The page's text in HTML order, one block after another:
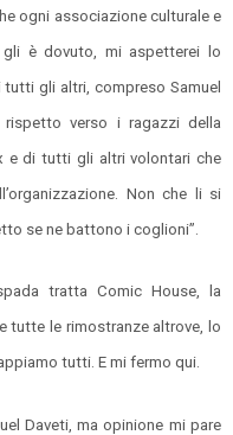
ogni associazione culturale e
è dovuto, mi aspetterei lo
gli altri, compreso Samuel
verso i ragazzi della
e di tutti gli altri volontari che
Non che li si
se ne battono i coglioni”.
tratta Comic House, la
tutte le rimostranze altrove, lo
tutti. E mi fermo qui.
Daveti, ma opinione mi pare